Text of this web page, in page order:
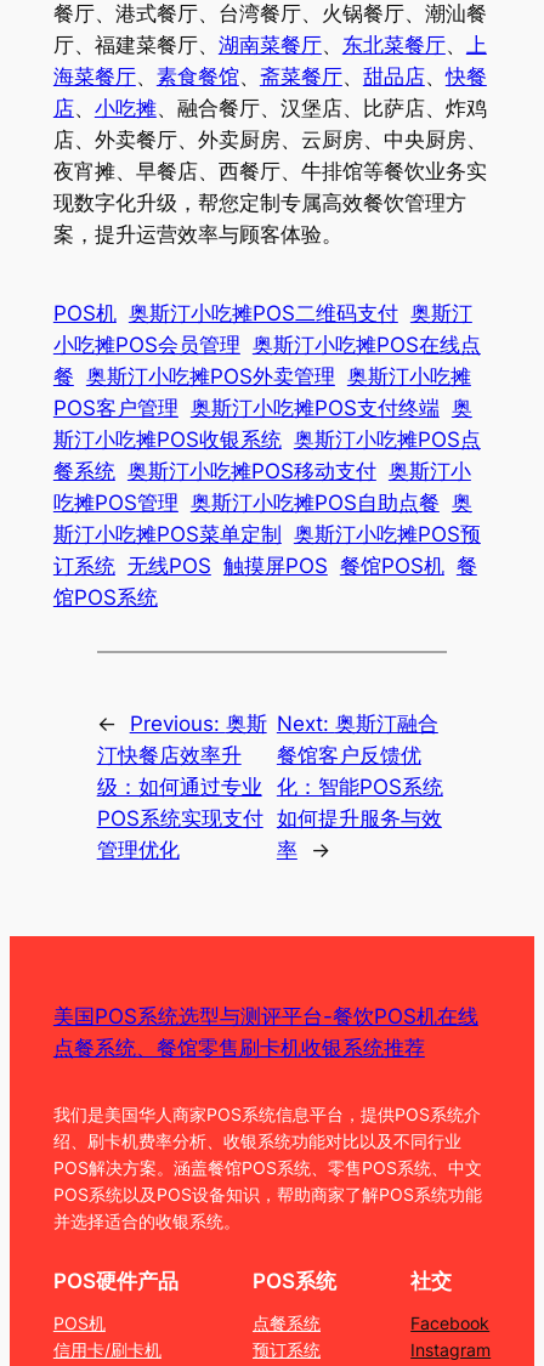
餐厅、港式餐厅、台湾餐厅、火锅餐厅、潮汕餐
厅、福建菜餐厅、 湖南菜餐厅、 东北菜餐厅、 上
海菜餐厅、 素食餐馆、 斋菜餐厅、 甜品店、快餐
店、 小吃摊、融合餐厅、汉堡店、比萨店、炸鸡
店、外卖餐厅、外卖厨房、云厨房、中央厨房、
夜宵摊、早餐店、西餐厅、牛排馆等餐饮业务实
现数字化升级，帮您定制专属高效餐饮管理方
案，提升运营效率与顾客体验。
POS机 奥斯汀小吃摊POS二维码支付 奥斯汀
小吃摊POS会员管理 奥斯汀小吃摊POS在线点
餐 奥斯汀小吃摊POS外卖管理 奥斯汀小吃摊
POS客户管理 奥斯汀小吃摊POS支付终端 奥
斯汀小吃摊POS收银系统 奥斯汀小吃摊POS点
餐系统 奥斯汀小吃摊POS移动支付 奥斯汀小
吃摊POS管理 奥斯汀小吃摊POS自助点餐 奥
斯汀小吃摊POS菜单定制
奥斯汀小吃摊POS预
订系统 无线POS 触摸屏POS 餐馆POS机 餐
馆POS系统
← Previous: 奥斯
汀快餐店效率升
级：如何通过专业
POS系统实现支付
管理优化
Next: 奥斯汀融合
餐馆客户反馈优
化：智能POS系统
如何提升服务与效
率
→
美国POS系统选型与测评平台-餐饮POS机在线
点餐系统、餐馆零售刷卡机收银系统推荐
我们是美国华人商家POS系统信息平台，提供POS系统介
绍、刷卡机费率分析、收银系统功能对比以及不同行业
POS解决方案。涵盖餐馆POS系统、零售POS系统、中文
POS系统以及POS设备知识，帮助商家了解POS系统功能
并选择适合的收银系统。
POS硬件产品
POS机
信用卡/刷卡机
POS系统
点餐系统
预订系统
社交
Facebook
Instagram